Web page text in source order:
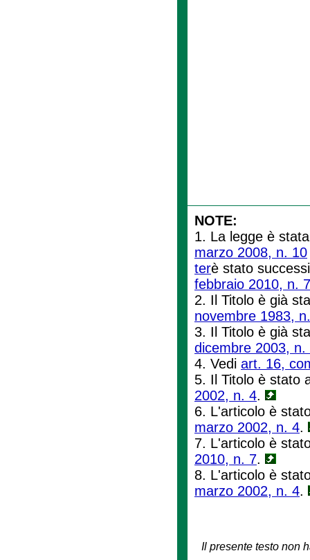
NOTE:
1. La legge è
marzo 2008, n. 10
terè stato
febbraio 2010, n. 7
2. Il Titolo è già
novembre 1983,
3. Il Titolo è già
dicembre 2003, n.
4. Vedi art. 16,
5. Il Titolo è stato
2002, n. 4.
6. L'articolo è
marzo 2002, n. 4.
7. L'articolo è
2010, n. 7.
8. L'articolo è
marzo 2002, n. 4.
Il presente testo non